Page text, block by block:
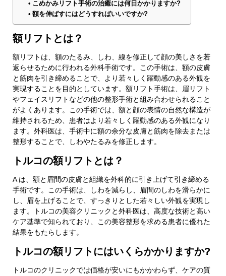
こめかみリフト手術の治癒には何日かかりますか?
額を伸ばすにはどうすればいいですか?
額リフトとは？
額リフトは、額のたるみ、しわ、線を修正して顔の美しさを若
返らせるために行われる外科手術です。この手術は、額の皮膚
と筋肉を引き締めることで、より若々しく躍動感のある外観を
実現することを目的としています。額リフト手術は、眉リフト
やフェイスリフトなどの他の整形手術と組み合わせられること
がよくあります。この手術では、額と顔の表情の自然な構造が
維持されるため、患者はより若々しく躍動感のある外観になり
ます。外科医は、手術中に額の余分な皮膚と筋肉を除去または
整形することで、しわやたるみを修正します。
トルコの額リフトとは？
A は、額と眉間の皮膚と組織を外科的に引き上げて引き締める
手術です。この手術は、しわを減らし、眉間のしわを滑らかに
し、眉を上げることで、すっきりとした若々しい外観を実現し
ます。トルコの美容クリニックと外科医は、高度な技術と高い
ケア基準で知られており、この美容整形を求める患者に優れた
結果をもたらします。
トルコの額リフトにはいくらかかりますか?
トルコのクリニックでは価格が安いにもかかわらず、ケアの質